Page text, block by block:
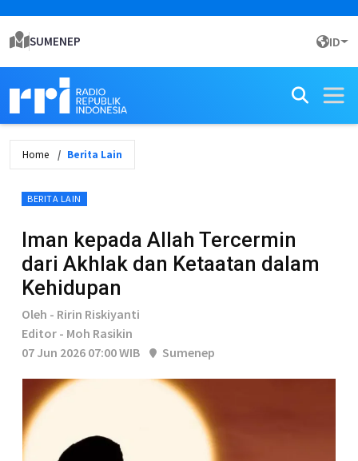
SUMENEP ID
Home Berita Lain
BERITA LAIN
Iman kepada Allah Tercermin
dari Akhlak dan Ketaatan dalam
Kehidupan
Oleh - Ririn Riskiyanti
Editor - Moh Rasikin
07 Jun 2026 07:00 WIB
Sumenep